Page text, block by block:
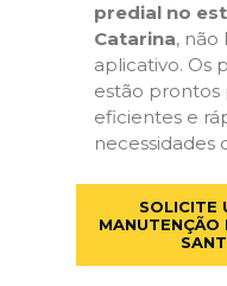
predial no
Catarina, não
aplicativo. Os
estão prontos
eficientes e
necessidades
SOLICITE